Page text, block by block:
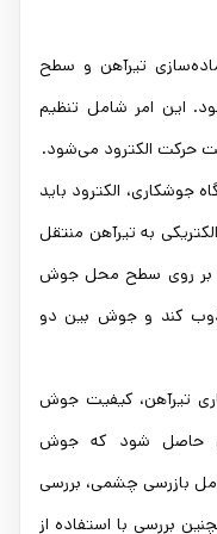
تیرآهن و سطح
این امر شامل تنظیم
حرکت الکترود می‌شود.
جوشکاری، الکترود باید
به تیرآهن منتقل
بر روی سطح محل جوش
ذوب کند و جوش بین دو
تیرآهن، کیفیت جوش
حاصل شود که جوش
بازرسی چشمی، بررسی
بررسی با استفاده از